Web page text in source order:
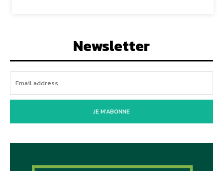
Newsletter
JE M'ABONNE